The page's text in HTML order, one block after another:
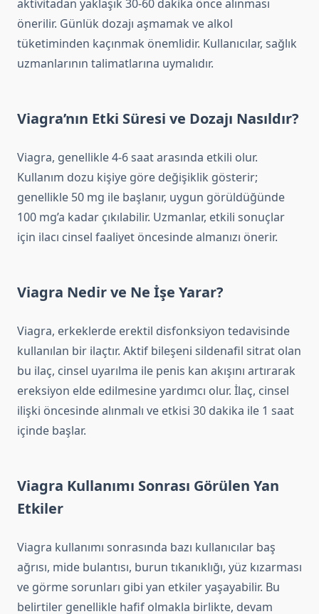
aktivitadan yaklaşık 30-60 dakika önce alınması
önerilir. Günlük dozajı aşmamak ve alkol
tüketiminden kaçınmak önemlidir. Kullanıcılar, sağlık
uzmanlarının talimatlarına uymalıdır.
Viagra’nın Etki Süresi ve Dozajı Nasıldır?
Viagra, genellikle 4-6 saat arasında etkili olur.
Kullanım dozu kişiye göre değişiklik gösterir;
genellikle 50 mg ile başlanır, uygun görüldüğünde
100 mg’a kadar çıkılabilir. Uzmanlar, etkili sonuçlar
için ilacı cinsel faaliyet öncesinde almanızı önerir.
Viagra Nedir ve Ne İşe Yarar?
Viagra, erkeklerde erektil disfonksiyon tedavisinde
kullanılan bir ilaçtır. Aktif bileşeni sildenafil sitrat olan
bu ilaç, cinsel uyarılma ile penis kan akışını artırarak
ereksiyon elde edilmesine yardımcı olur. İlaç, cinsel
ilişki öncesinde alınmalı ve etkisi 30 dakika ile 1 saat
içinde başlar.
Viagra Kullanımı Sonrası Görülen Yan
Etkiler
Viagra kullanımı sonrasında bazı kullanıcılar baş
ağrısı, mide bulantısı, burun tıkanıklığı, yüz kızarması
ve görme sorunları gibi yan etkiler yaşayabilir. Bu
belirtiler genellikle hafif olmakla birlikte, devam